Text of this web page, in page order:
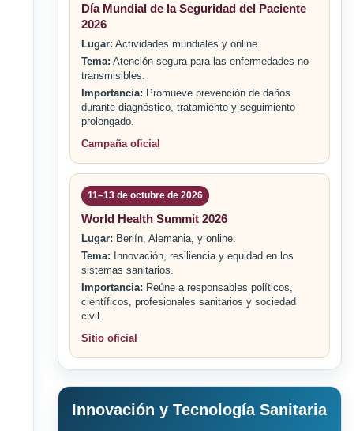
Día Mundial de la Seguridad del Paciente
2026
Lugar: Actividades mundiales y online.
Tema: Atención segura para las enfermedades no
transmisibles.
Importancia: Promueve prevención de daños
durante diagnóstico, tratamiento y seguimiento
prolongado.
Campaña oficial
11–13 de octubre de 2026
World Health Summit 2026
Lugar: Berlín, Alemania, y online.
Tema: Innovación, resiliencia y equidad en los
sistemas sanitarios.
Importancia: Reúne a responsables políticos,
científicos, profesionales sanitarios y sociedad
civil.
Sitio oficial
Innovación y Tecnología Sanitaria